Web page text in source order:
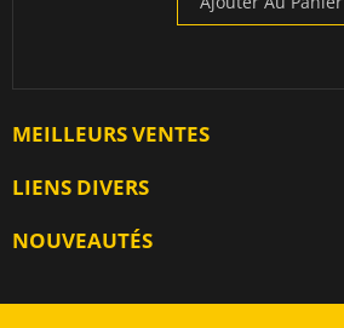
MEILLEURS VENTES
LIENS DIVERS
NOUVEAUTÉS